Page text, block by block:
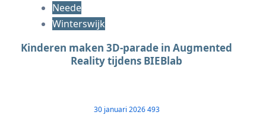
Neede
Winterswijk
Kinderen maken 3D-parade in Augmented
Reality tijdens BIEBlab
30 januari 2026493